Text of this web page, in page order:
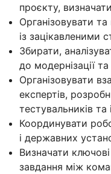
проєкту,
Організовувати та
із зацікавленими
Збирати,
до модернізації
Організовувати
експертів,
тестувальників
Координувати
і державних
Визначати
завдання між